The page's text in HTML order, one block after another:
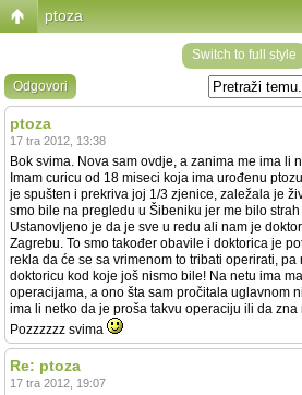
ptoza
Switch to full style
Odgovori
ptoza
17 tra 2012, 13:38
Bok svima. Nova sam ovdje, a zanima me ima li
Imam curicu od 18 miseci koja ima urođenu
je spušten i prekriva joj 1/3 zjenice, zaležala je
smo bile na pregledu u Šibeniku jer me bilo
Ustanovljeno je da je sve u redu ali nam je
Zagrebu. To smo također obavile i doktorica je
rekla da će se sa vrimenom to tribati operirati,
doktoricu kod koje još nismo bile! Na netu ima
operacijama, a ono šta sam pročitala uglavnom
ima li netko da je proša takvu operaciju ili da zna
Pozzzzzz svima
Re: ptoza
17 tra 2012, 19:07